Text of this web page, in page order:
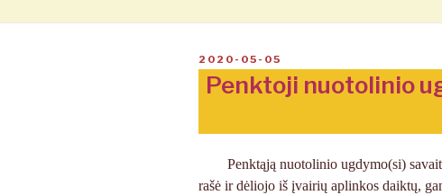
PASKELBTA
2020-05-05
Penktoji nuotolinio
Penktąją nuotolinio ugdymo(si)
rašė ir dėliojo iš įvairių aplinkos daiktų,